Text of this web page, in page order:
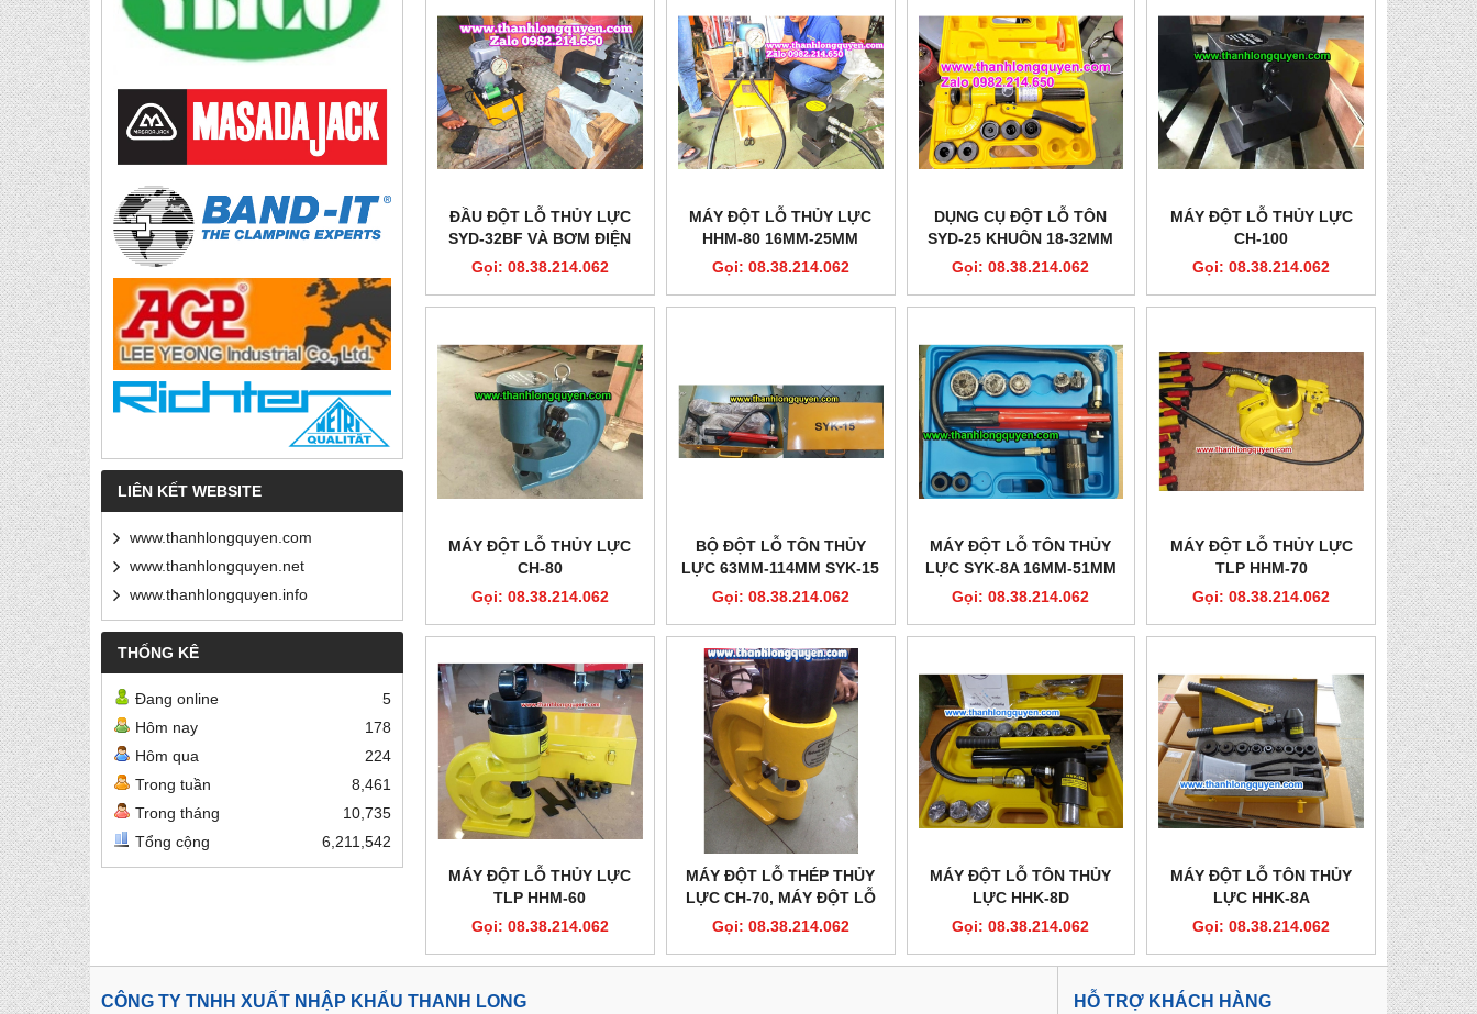
LIÊN KẾT WEBSITE
www.thanhlongquyen.com
www.thanhlongquyen.net
www.thanhlongquyen.info
THỐNG KÊ
Đang online
5
Hôm nay
178
Hôm qua
224
Trong tuần
8,461
Trong tháng
10,735
Tổng cộng
6,211,542
ĐẦU ĐỘT LỖ THỦY LỰC
SYD-32BF VÀ BƠM ĐIỆN
THỦY LỰC ĐẠP CHÂN
Gọi: 08.38.214.062
MÁY ĐỘT LỖ THỦY LỰC
HHM-80 16MM-25MM
Gọi: 08.38.214.062
DỤNG CỤ ĐỘT LỖ TÔN
SYD-25 KHUÔN 18-32MM
KHÔNG KHOAN MỒI
Gọi: 08.38.214.062
MÁY ĐỘT LỖ THỦY LỰC
CH-100
Gọi: 08.38.214.062
MÁY ĐỘT LỖ THỦY LỰC
CH-80
Gọi: 08.38.214.062
BỘ ĐỘT LỖ TÔN THỦY
LỰC 63MM-114MM SYK-15
Gọi: 08.38.214.062
MÁY ĐỘT LỖ TÔN THỦY
LỰC SYK-8A 16MM-51MM
Gọi: 08.38.214.062
MÁY ĐỘT LỖ THỦY LỰC
TLP HHM-70
Gọi: 08.38.214.062
MÁY ĐỘT LỖ THỦY LỰC
TLP HHM-60
Gọi: 08.38.214.062
MÁY ĐỘT LỖ THÉP THỦY
LỰC CH-70, MÁY ĐỘT LỖ
CH-70.
Gọi: 08.38.214.062
MÁY ĐỘT LỖ TÔN THỦY
LỰC HHK-8D
Gọi: 08.38.214.062
MÁY ĐỘT LỖ TÔN THỦY
LỰC HHK-8A
Gọi: 08.38.214.062
CÔNG TY TNHH XUẤT NHẬP KHẨU THANH LONG HỖ TRỢ KHÁCH HÀNG